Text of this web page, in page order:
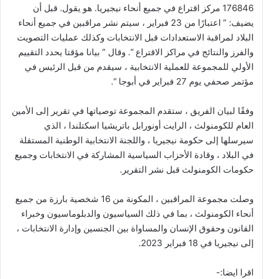
176846 مركز اقتراع في جميع أنحاء نيجيريا. هو يقول. قبل أن
يضيف: ” اعتبارًا من 23 فبراير ، سيتم نشر مراقبين في جميع أنحاء
البلاد لمراقبة الاستعدادات قبل الانتخابات وكذلك عمليات التصويت
والفرز والنتائج في مراكز الاقتراع “. وقال ” بيانا مؤقتا يحدد التقييم
الأولي للمجموعة للعملية الانتخابية ، سيقدم من قبل الرئيس في
مؤتمر صحفي يوم 27 فبراير في أبوجا “.
وفقًا لبيان الفريق ، ستقدم المجموعة توصياتها في تقرير إلى الأمين
العام للكومنولث ، الرايت أونورابل باتريشيا اسكتلندا ، الذي
سيرسلها إلى حكومة نيجيريا ، واللجنة الانتخابية الوطنية المستقلة
في البلاد ، وقادة الأحزاب السياسية المشاركة في الانتخابات وجميع
حكومات الكومنولث قبل نشر التقرير.
وصلت مجموعة المراقبين ، المكونة من 16 شخصية بارزة من جميع
أنحاء الكومنولث ، بما في ذلك السياسيون والدبلوماسيون وخبراء
القانون وحقوق الإنسان والمساواة بين الجنسين وإدارة الانتخابات ،
إلى نيجيريا في 18 فبراير 2023.
اقرا ايضا:-